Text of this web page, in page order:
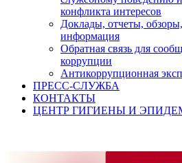
конфликта интересов
Доклады, отчеты, обзоры,
информация
Обратная связь для
коррупции
Антикоррупционная
ПРЕСС-СЛУЖБА
КОНТАКТЫ
ЦЕНТР ГИГИЕНЫ И